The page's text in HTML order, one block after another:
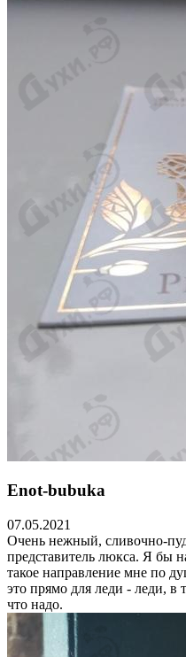
Enot-bubuka
07.05.2021
Очень нежный, сливочно-
представитель люкса. Я бы
такое направление мне по
это прямо для леди - леди, в
что надо.